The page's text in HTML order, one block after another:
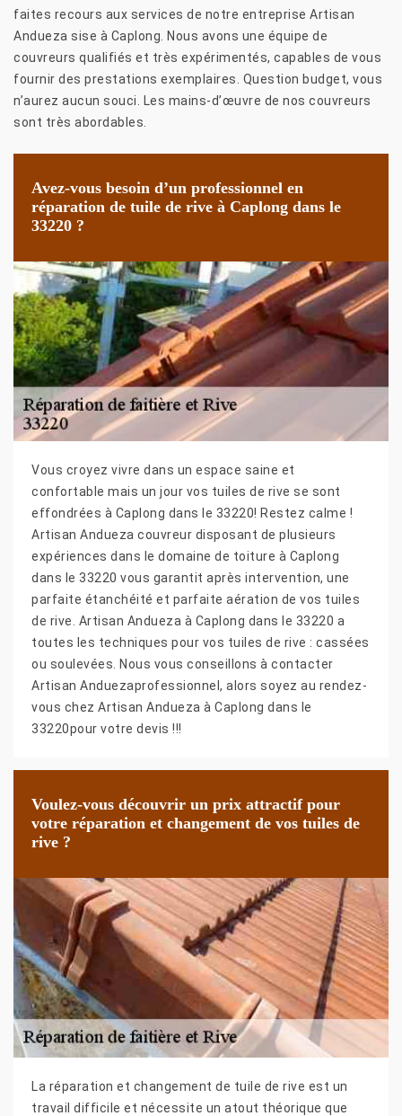
faites recours aux services de notre entreprise Artisan
Andueza sise à Caplong. Nous avons une équipe de
couvreurs qualifiés et très expérimentés, capables de vous
fournir des prestations exemplaires. Question budget, vous
n’aurez aucun souci. Les mains-d’œuvre de nos couvreurs
sont très abordables.
Avez-vous besoin d’un professionnel en
réparation de tuile de rive à Caplong dans le
33220 ?
Vous croyez vivre dans un espace saine et
confortable mais un jour vos tuiles de rive se sont
effondrées à Caplong dans le 33220! Restez calme !
Artisan Andueza couvreur disposant de plusieurs
expériences dans le domaine de toiture à Caplong
dans le 33220 vous garantit après intervention, une
parfaite étanchéité et parfaite aération de vos tuiles
de rive. Artisan Andueza à Caplong dans le 33220 a
toutes les techniques pour vos tuiles de rive : cassées
ou soulevées. Nous vous conseillons à contacter
Artisan Anduezaprofessionnel, alors soyez au rendez-
vous chez Artisan Andueza à Caplong dans le
33220pour votre devis !!!
Voulez-vous découvrir un prix attractif pour
votre réparation et changement de vos tuiles de
rive ?
La réparation et changement de tuile de rive est un
travail difficile et nécessite un atout théorique que